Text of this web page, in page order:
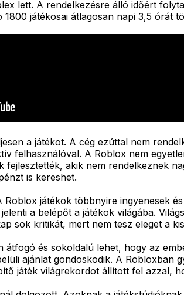
lett. A rendelkezésre álló időért
játékosai átlagosan napi 3,5 órát
a játékot. A cég ezúttal nem
felhasználóval. A Roblox nem
akik nem rendelkeznek
is kereshet.
játékok többnyire ingyenesek
a belépőt a játékok világába.
sok kritikát, mert nem tesz eleget a
és sokoldalú lehet, hogy az
ajánlat gondoskodik. A Robloxban
játék világrekordot állított fel azzal,